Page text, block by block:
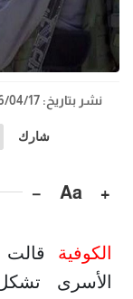
نشر بتاريخ: 2026/04/17
شارك
+
Aa
−
الكوفية قالت
الأسرى